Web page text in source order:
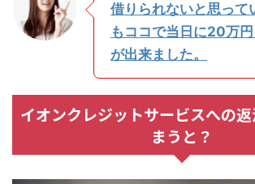
借りられないと思って
もココで当日に20万
が出来ました。
イオンクレジットサービスへの
まうと？